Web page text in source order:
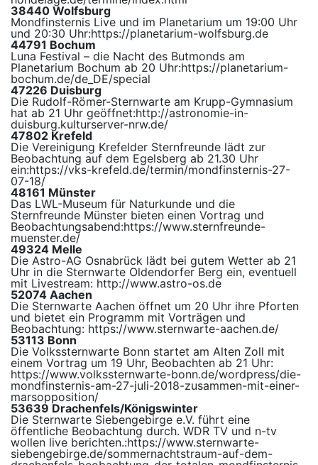
38440 Wolfsburg
Mondfinsternis Live und im Planetarium um 19:00 Uhr
und 20:30 Uhr:https://planetarium-wolfsburg.de
44791 Bochum
Luna Festival – die Nacht des Butmonds am
Planetarium Bochum ab 20 Uhr:https://planetarium-
bochum.de/de_DE/special
47226 Duisburg
Die Rudolf-Römer-Sternwarte am Krupp-Gymnasium
hat ab 21 Uhr geöffnet:http://astronomie-in-
duisburg.kulturserver-nrw.de/
47802 Krefeld
Die Vereinigung Krefelder Sternfreunde lädt zur
Beobachtung auf dem Egelsberg ab 21.30 Uhr
ein:https://vks-krefeld.de/termin/mondfinsternis-27-
07-18/
48161 Münster
Das LWL-Museum für Naturkunde und die
Sternfreunde Münster bieten einen Vortrag und
Beobachtungsabend:https://www.sternfreunde-
muenster.de/
49324 Melle
Die Astro-AG Osnabrück lädt bei gutem Wetter ab 21
Uhr in die Sternwarte Oldendorfer Berg ein, eventuell
mit Livestream: http://www.astro-os.de
52074 Aachen
Die Sternwarte Aachen öffnet um 20 Uhr ihre Pforten
und bietet ein Programm mit Vorträgen und
Beobachtung: https://www.sternwarte-aachen.de/
53113 Bonn
Die Volkssternwarte Bonn startet am Alten Zoll mit
einem Vortrag um 19 Uhr, Beobachten ab 21 Uhr:
https://www.volkssternwarte-bonn.de/wordpress/die-
mondfinsternis-am-27-juli-2018-zusammen-mit-einer-
marsopposition/
53639 Drachenfels/Königswinter
Die Sternwarte Siebengebirge e.V. führt eine
öffentliche Beobachtung durch. WDR TV und n-tv
wollen live berichten.:https://www.sternwarte-
siebengebirge.de/sommernachtstraum-auf-dem-